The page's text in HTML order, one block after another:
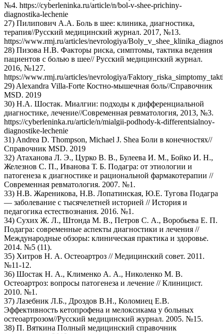
№4. https://cyberleninka.ru/article/n/bol-v-shee-prichiny-
diagnostika-lechenie
27) Пилипович А.А. Боль в шее: клиника, диагностика,
терапия//Русский медицинский журнал. 2017, №13.
https://www.rmj.ru/articles/nevrologiya/
28) Пизова Н.В. Факторы риска, симптомы, тактика ведения
пациентов с болью в шее// Русский медицинский журнал.
2016, №127.
https://www.rmj.ru/articles/nevrologiya/
29) Alexandra Villa-Forte Костно-мышечная боль//Справочник
MSD. 2019
30) Н.А. Шостак. Миалгии: подходы к дифференциальной
диагностике, лечение//Современная ревматология, 2013, №3.
https://cyberleninka.ru/article/n/mialgii-podhody-k-differentsialnoy-
diagnostike-lechenie
31) Andrea D. Thompson, Michael J. Shea Боли в конечностях//
Справочник MSD. 2019
32) Атаханова Л. Э., Цурко В. В., Булеева И. М., Бойко И. Н.,
Железнов С. П., Иванова Т. Б. Подагра: от этиологии и
патогенеза к диагностике и рациональной фармакотерапии //
Современная ревматология. 2007. №1.
33) Н.В. Жареникова, Н.В. Лопатинская, Ю.Е. Тугова Подагра
— заболевание с тысячелетней историей // История и
педагогика естествознания. 2016. №1.
34) Сухих Ж. Л., Штонда М. В., Петров С. А., Воробьева Е. П.
Подагра: современные аспекты диагностики и лечения //
Международные обзоры: клиническая практика и здоровье.
2014. №5 (11).
35) Хитров Н. А. Остеоартроз // Медицинский совет. 2011.
№11-12.
36) Шостак Н. А., Клименко А. А., Николенко М. В.
Остеоартроз: вопросы патогенеза и лечение // Клиницист.
2010. №1.
37) Лазебник Л.Б., Дроздов В.Н., Коломиец Е.В.
Эффективность кетопрофена и мелоксикама у больных
остеоартрозом//Русский медицинский журнал. 2005. №15.
38) П. Вяткина Полный медицинский справочник